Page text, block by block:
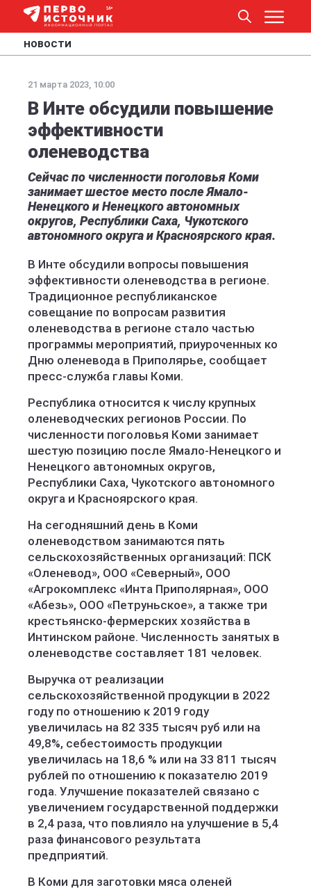
НОВОСТИ
21 марта 2023, 10:00
В Инте обсудили повышение
эффективности
оленеводства
Сейчас по численности поголовья Коми
занимает шестое место после Ямало-
Ненецкого и Ненецкого автономных
округов, Республики Саха, Чукотского
автономного округа и Красноярского края.
В Инте обсудили вопросы повышения
эффективности оленеводства в регионе.
Традиционное республиканское
совещание по вопросам развития
оленеводства в регионе стало частью
программы мероприятий, приуроченных ко
Дню оленевода в Приполярье, сообщает
пресс-служба главы Коми.
Республика относится к числу крупных
оленеводческих регионов России. По
численности поголовья Коми занимает
шестую позицию после Ямало-Ненецкого и
Ненецкого автономных округов,
Республики Саха, Чукотского автономного
округа и Красноярского края.
На сегодняшний день в Коми
оленеводством занимаются пять
сельскохозяйственных организаций: ПСК
«Оленевод», ООО «Северный», ООО
«Агрокомплекс «Инта Приполярная», ООО
«Абезь», ООО «Петруньское», а также три
крестьянско-фермерских хозяйства в
Интинском районе. Численность занятых в
оленеводстве составляет 181 человек.
Выручка от реализации
сельскохозяйственной продукции в 2022
году по отношению к 2019 году
увеличилась на 82 335 тысяч руб или на
49,8%, себестоимость продукции
увеличилась на 18,6 % или на 33 811 тысяч
рублей по отношению к показателю 2019
года. Улучшение показателей связано с
увеличением государственной поддержки
в 2,4 раза, что повлияло на улучшение в 5,4
раза финансового результата
предприятий.
В Коми для заготовки мяса оленей